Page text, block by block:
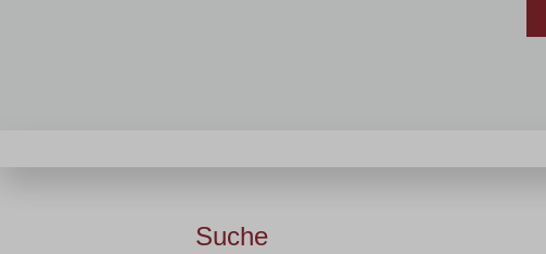
Suche